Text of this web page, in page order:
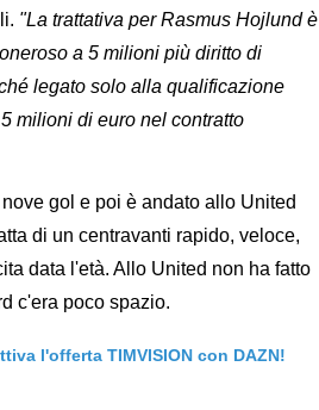
"La trattativa per Rasmus Hojlund è
a 5 milioni più diritto di
legato solo alla qualificazione
milioni di euro nel contratto
gol e poi è andato allo United
di un centravanti rapido, veloce,
data l'età. Allo United non ha fatto
c'era poco spazio.
l'offerta TIMVISION con DAZN!